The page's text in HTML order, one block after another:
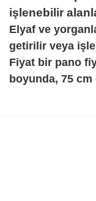
işlenebilir
Elyaf ve
getirilir veya
Fiyat bir pano
boyunda, 75
Ürün resmi
Ürün